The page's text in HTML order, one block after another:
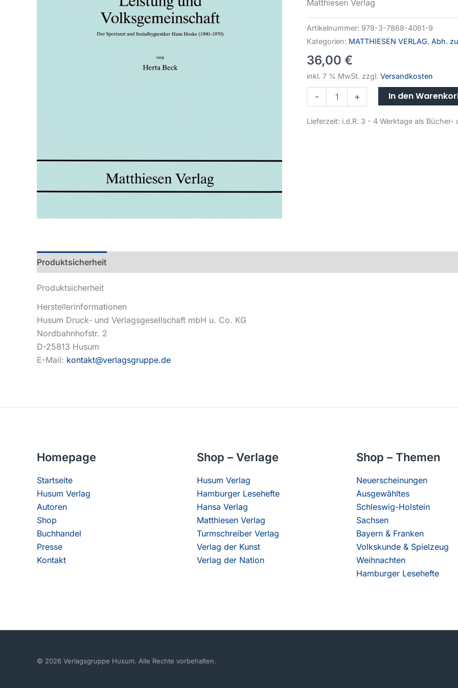
Matthiesen Verlag
Artikelnummer: 978-3-7868-4061-9
Kategorien: MATTHIESEN VERLAG, Abh.
36,00 €
inkl. 7 % MwSt. zzgl. Versandkosten
- + In den
Lieferzeit: i.d.R. 3 - 4 Werktage als Bücher-
Produktsicherheit
Produktsicherheit
Herstellerinformationen
Husum Druck- und Verlagsgesellschaft mbH u. Co. KG
Nordbahnhofstr. 2
D-25813 Husum
E-Mail: kontakt@verlagsgruppe.de
Homepage
Startseite
Husum Verlag
Autoren
Shop
Buchhandel
Presse
Kontakt
Shop – Verlage
Husum Verlag
Hamburger Lesehefte
Hansa Verlag
Matthiesen Verlag
Turmschreiber Verlag
Verlag der Kunst
Verlag der Nation
Shop – Themen
Neuerscheinungen
Ausgewähltes
Schleswig-Holstein
Sachsen
Bayern & Franken
Volkskunde & Spielzeug
Weihnachten
Hamburger Lesehefte
© 2026 Verlagsgruppe Husum. Alle Rechte vorbehalten.